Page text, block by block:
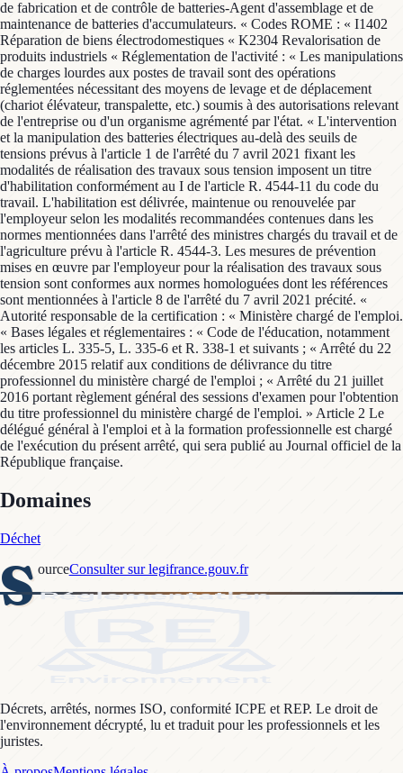
de fabrication et de contrôle de batteries-Agent d'assemblage et de
maintenance de batteries d'accumulateurs. « Codes ROME : « I1402
Réparation de biens électrodomestiques « K2304 Revalorisation de
produits industriels « Réglementation de l'activité : « Les manipulations
de charges lourdes aux postes de travail sont des opérations
réglementées nécessitant des moyens de levage et de déplacement
(chariot élévateur, transpalette, etc.) soumis à des autorisations relevant
de l'entreprise ou d'un organisme agrémenté par l'état. « L'intervention
et la manipulation des batteries électriques au-delà des seuils de
tensions prévus à l'article 1 de l'arrêté du 7 avril 2021 fixant les
modalités de réalisation des travaux sous tension imposent un titre
d'habilitation conformément au I de l'article R. 4544-11 du code du
travail. L'habilitation est délivrée, maintenue ou renouvelée par
l'employeur selon les modalités recommandées contenues dans les
normes mentionnées dans l'arrêté des ministres chargés du travail et de
l'agriculture prévu à l'article R. 4544-3. Les mesures de prévention
mises en œuvre par l'employeur pour la réalisation des travaux sous
tension sont conformes aux normes homologuées dont les références
sont mentionnées à l'article 8 de l'arrêté du 7 avril 2021 précité. «
Autorité responsable de la certification : « Ministère chargé de l'emploi.
« Bases légales et réglementaires : « Code de l'éducation, notamment
les articles L. 335-5, L. 335-6 et R. 338-1 et suivants ; « Arrêté du 22
décembre 2015 relatif aux conditions de délivrance du titre
professionnel du ministère chargé de l'emploi ; « Arrêté du 21 juillet
2016 portant règlement général des sessions d'examen pour l'obtention
du titre professionnel du ministère chargé de l'emploi. » Article 2 Le
délégué général à l'emploi et à la formation professionnelle est chargé
de l'exécution du présent arrêté, qui sera publié au Journal officiel de la
République française.
Domaines
Déchet
S ourceConsulter sur legifrance.gouv.fr
Décrets, arrêtés, normes ISO, conformité ICPE et REP. Le droit de
l'environnement décrypté, lu et traduit pour les professionnels et les
juristes.